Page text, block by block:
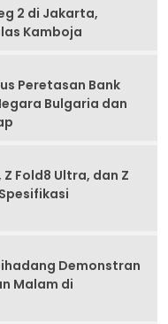
2 di Jakarta,
Kamboja
Peretasan Bank
Bulgaria dan
Fold8 Ultra, dan Z
Demonstran
Malam di